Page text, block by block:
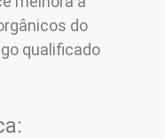
do
qualificado